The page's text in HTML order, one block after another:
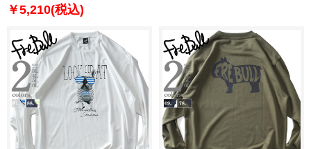
x563ae
￥5,210(税込)